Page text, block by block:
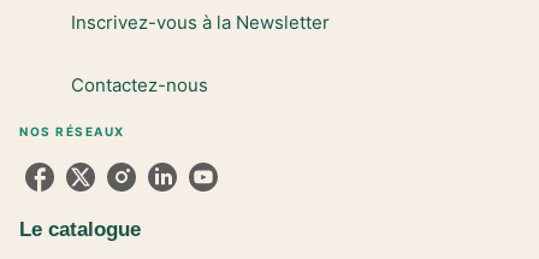
Inscrivez-vous à la Newsletter
Contactez-nous
NOS RÉSEAUX
Le catalogue